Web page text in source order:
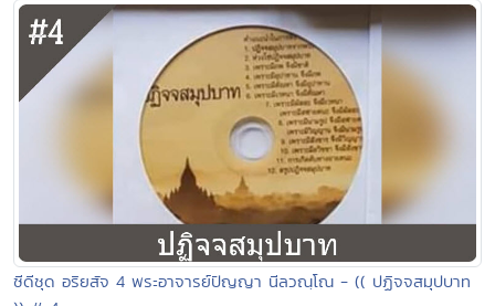
ซีดีชุด อริยสัจ 4 พระอาจารย์ปัญญา นีลวณฺโณ - (( ปฏิจจสมุปบาท